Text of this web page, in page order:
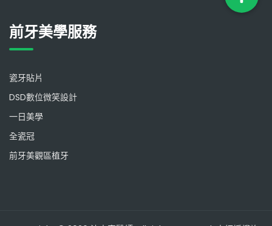
前牙美學服務
瓷牙貼片
DSD數位微笑設計
一日美學
全瓷冠
前牙美觀區植牙